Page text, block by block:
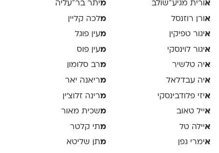
אורית מגיע־שולב
אורן רוזנסל
איגור טפיקין
איגור לוינסקי
איה טלשיר
איה עבדלאל
איזי פלודבינסקי
אייל טאוב
איילה טל
אימרי גפן
מיתר בר־עליה
מלכה קליין
מעין פוגל
מעין פוס
מרב סלומון
מריאנה יאר
מרינה זלוצ׳ין
משכית מאור
מתי קלטר
מתן שליטא